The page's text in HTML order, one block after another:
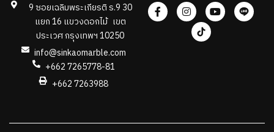
9 ซอยเฉลิมพระเกียรติ ร.9 30
แยก 16 แขวงดอกไม้ เขต
ประเวศ กรุงเทพฯ 10250
info@sinkaomarble.com
+662 7265778-81
+662 7263988